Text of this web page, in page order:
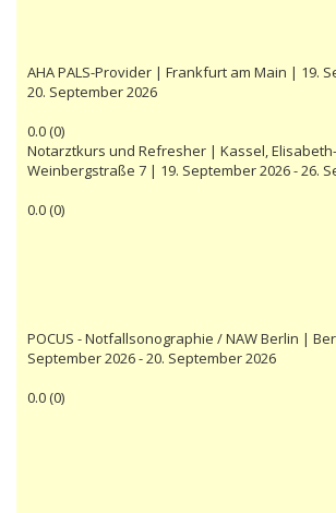
AHA PALS-Provider | Frankfurt am Main | 19.
20. September 2026
0.0(0)
Notarztkurs und Refresher | Kassel,
Weinbergstraße 7 | 19. September 2026 - 26.
0.0(0)
POCUS - Notfallsonographie / NAW Berlin |
September 2026 - 20. September 2026
0.0(0)